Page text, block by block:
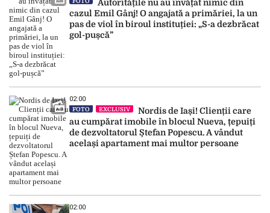
Autoritățile nu au învățat nimic din
cazul Emil Gânj! O angajată a primăriei, la un
pas de viol în biroul instituției: „S-a dezbrăcat
gol-pușcă”
02:00
FOTO EXCLUSIV
Nordis de Iași! Clienții care
au cumpărat imobile în blocul Nueva, țepuiți
de dezvoltatorul Ștefan Popescu. A vândut
același apartament mai multor persoane
02:00